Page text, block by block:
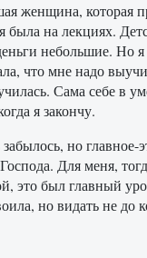
женщина, которая
на лекциях.
небольшие. Но я
что мне надо
Сама себе в
я закончу.
но главное-
Для меня,
это был главный
но видать не до